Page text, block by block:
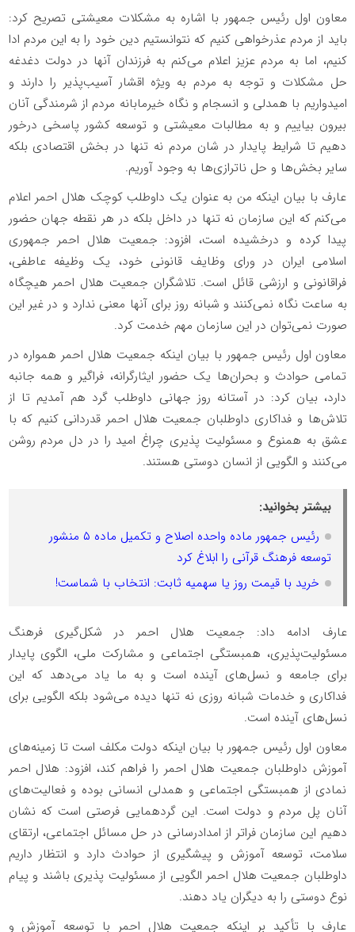
معاون اول رئیس جمهور با اشاره به مشکلات معیشتی تصریح کرد:
باید از مردم عذرخواهی کنیم که نتوانستیم دین خود را به این مردم ادا
کنیم، اما به مردم عزیز اعلام می‌کنم به فرزندان آنها در دولت دغدغه
حل مشکلات و توجه به مردم به ویژه اقشار آسیب‌پذیر را دارند و
امیدواریم با همدلی و انسجام و نگاه خیرمابانه مردم از شرمندگی آنان
بیرون بیاییم و به مطالبات معیشتی و توسعه کشور پاسخی درخور
دهیم تا شرایط پایدار در شان مردم نه تنها در بخش اقتصادی بلکه
سایر بخش‌ها و حل ناترازی‌ها به وجود آوریم.
عارف با بیان اینکه من به عنوان یک داوطلب کوچک هلال احمر اعلام
می‌کنم که این سازمان نه تنها در داخل بلکه در هر نقطه جهان حضور
پیدا کرده و درخشیده است، افزود: جمعیت هلال احمر جمهوری
اسلامی ایران در ورای وظایف قانونی خود، یک وظیفه عاطفی،
فراقانونی و ارزشی قائل است. تلاشگران جمعیت هلال احمر هیچگاه
به ساعت نگاه نمی‌کنند و شبانه روز برای آنها معنی ندارد و در غیر این
صورت نمی‌توان در این سازمان مهم خدمت کرد.
معاون اول رئیس جمهور با بیان اینکه جمعیت هلال احمر همواره در
تمامی حوادث و بحران‌ها یک حضور ایثارگرانه، فراگیر و همه جانبه
دارد، بیان کرد: در آستانه روز جهانی داوطلب گرد هم آمدیم تا از
تلاش‌ها و فداکاری داوطلبان جمعیت هلال احمر قدردانی کنیم که با
عشق به همنوع و مسئولیت پذیری چراغ امید را در دل مردم روشن
می‌کنند و الگویی از انسان دوستی هستند.
بیشتر بخوانید:
رئیس جمهور ماده واحده اصلاح و تکمیل ماده ۵ منشور
توسعه فرهنگ قرآنی را ابلاغ کرد
خرید با قیمت روز یا سهمیه ثابت: انتخاب با شماست!
عارف ادامه داد: جمعیت هلال احمر در شکل‌گیری فرهنگ
مسئولیت‌پذیری، همبستگی اجتماعی و مشارکت ملی، الگوی پایدار
برای جامعه و نسل‌های آینده است و به ما یاد می‌دهد که این
فداکاری و خدمات شبانه روزی نه تنها دیده می‌شود بلکه الگویی برای
نسل‌های آینده است.
معاون اول رئیس جمهور با بیان اینکه دولت مکلف است تا زمینه‌های
آموزش داوطلبان جمعیت هلال احمر را فراهم کند، افزود: هلال احمر
نمادی از همبستگی اجتماعی و همدلی انسانی بوده و فعالیت‌های
آنان پل مردم و دولت است. این گردهمایی فرصتی است که نشان
دهیم این سازمان فراتر از امدادرسانی در حل مسائل اجتماعی، ارتقای
سلامت، توسعه آموزش و پیشگیری از حوادث دارد و انتظار داریم
داوطلبان جمعیت هلال احمر الگویی از مسئولیت پذیری باشند و پیام
نوع دوستی را به دیگران یاد دهند.
عارف با تأکید بر اینکه جمعیت هلال احمر با توسعه آموزش و